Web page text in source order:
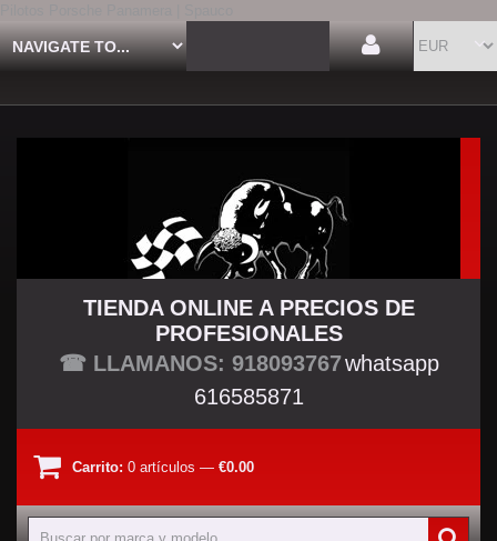
TU TIENDA TUNING
TIENDA ONLINE A PRECIOS DE
PROFESIONALES
☎ LLAMANOS: 918093767whatsapp
616585871
Carrito: 0 artículos — €0.00